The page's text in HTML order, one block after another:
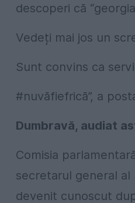
descoperi că
Vedeți mai jos un
Sunt convins ca
#nuvăfiefrică”, a
Dumbravă, audiat
Comisia
secretarul general al
devenit cunoscut